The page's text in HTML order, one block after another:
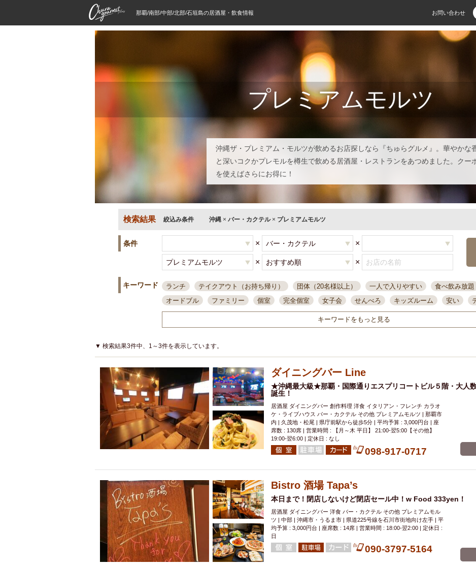
那覇/南部/中部/北部/石垣島の居酒屋・飲食情報 お問い合わせ
プレミアムモルツ
沖縄ザ・プレミアム・モルツが飲めるお店探しなら『ちゅらグルメ』。華やかな
と深いコクかプレモルを樽生で飲める居酒屋・レストランをあつめました。クー
を使えばさらにお得に！
検索結果 絞込み条件 沖縄 × バー・カクテル× プレミアムモルツ
条件 × ×
× ×
キーワード ランチ テイクアウト（お持ち帰り） 団体（20名様以上） 一人で入りやすい 食べ飲み放題
オードブル
ファミリー 個室 完全個室 女子会 せんべろ キッズルーム 安い
一人飲み 誕生日 大人数
接待・会食
ちょい飲み コスパ最高 肉料理 模合 インスタ映え 座敷席 記念日
結婚式二次会
夜10時以降入店可
県産魚 焼鳥 忘年会コース レモンサワー 観光客に人気 大部屋30
大部屋20名 落ち着いた空間 4000円台コース 合コン
カード可
厳選日本酒 鮮魚 大衆酒場 ノンアルコールビール ウィスキー テレビ
3000円台コース
ピザ 焼酎
アサヒスーパードライ
県庁前駅周辺 大部屋40名 旭橋駅周辺 沖縄料理 スイーツ
大部屋50名以上～
オリオン 海ぶどう パスタ 民謡・生演奏 気軽に一杯
ハッピーアワー
アグー豚 プレミアムモルツ 貝づくし
肉の日 おもろまち駅周辺 オープンテラス マトン・ラム肉
キリン一番搾り
エビ カレー チャージ無し 牡蠣 夜景・景色◎ 夜12時以降入店可
アレルギー対応可能
牧志駅周辺 ペット同伴 ビアガーデン
ダイエット中におススメ
沖縄そば 串揚げ バレンタイン 立ち飲み 5000円以上コース
ソファー
激辛料理 石垣牛 アヒージョ アサヒ 割烹 女性専用トイレあり
ファーストフード
スペシャルディナー ホルモン(もつ) 炭火焼 ペイディ（給料日）
スクリーン
スペインバル・イタリアンバール 食べ放題 動物カフェ＆バー
カニ
カフェ ジビエ 安里駅周辺
キーワードをもっと見る
▼ 検索結果3件中、1～3件を表示しています。
ダイニングバー Line
★沖縄最大級★那覇・国際通りエスプリコートビル５階・大人
誕生！
居酒屋 ダイニングバー 創作料理 洋食 イタリアン・フレンチ カラオ
ケ・ライブハウス バー・カクテル その他 プレミアムモルツ | 那覇市
内 | 久茂地・松尾 | 県庁前駅から徒歩5分 | 平均予算 : 3,000円台 | 座
席数 : 130席 | 営業時間 : 【月～木 平日】 21:00-翌5:00【その他】
19:00-翌6:00 | 定休日 : なし
098-917-0717
Bistro 酒場 Tapa’s
本日まで！閉店しないけど閉店セール中！w Food 333yen！
居酒屋 ダイニングバー 洋食 バー・カクテル その他 プレミアムモル
ツ | 中部 | 沖縄市・うるま市 | 県道225号線を石川市街地向け左手 | 平
均予算 : 3,000円台 | 座席数 : 14席 | 営業時間 : 18:00-翌2:00 | 定休日 :
日
090-3797-5164